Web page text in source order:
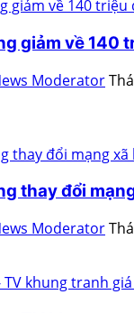
giảm về 140
Moderator
thay đổi
Moderator